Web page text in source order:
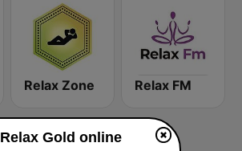
Relax Zone Relax FM
Relax Gold online